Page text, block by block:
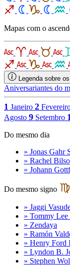
Mapas com o
Legenda sobre
Aniversariantes do
1 Janeiro 2
Agosto 9 Setembro
Do mesmo dia
» Jonas Gahr
» Rachel
» Johann
Do mesmo signo
» Jaggi
» Tommy Lee
» Zendaya
» Ramón
» Henry Ford
» Lyndon B.
» Stephen